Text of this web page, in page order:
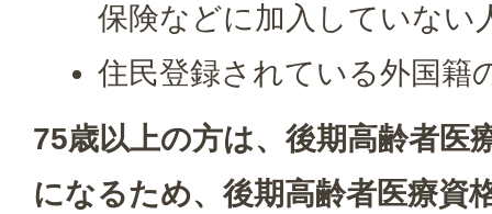
保険などに加入していない
住民登録されている外国籍
75歳以上の方は、後期高齢者医
になるため、後期高齢者医療資